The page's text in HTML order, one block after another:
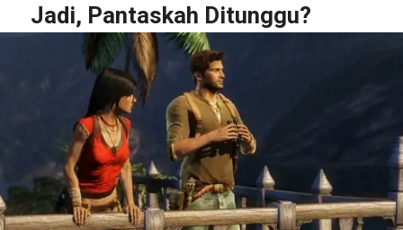
Jadi, Pantaskah Ditunggu?